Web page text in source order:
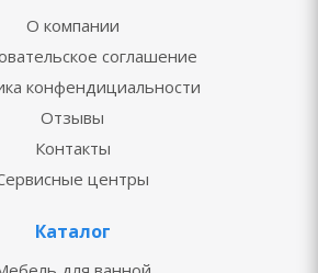
О компании
соглашение
конфендициальности
Отзывы
Контакты
центры
Каталог